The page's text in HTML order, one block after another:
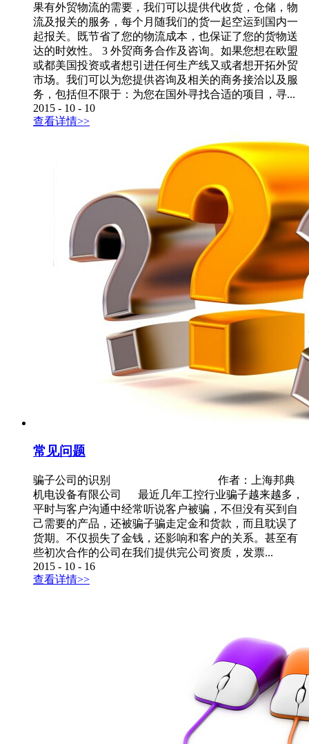
果有外贸物流的需要，我们可以提供代收货，仓储，物
流及报关的服务，每个月随我们的货一起空运到国内一
起报关。既节省了您的物流成本，也保证了您的货物送
达的时效性。 3 外贸商务合作及咨询。如果您想在欧盟
或都美国投资或者想引进任何生产线又或者想开拓外贸
市场。我们可以为您提供咨询及相关的商务接洽以及服
务，包括但不限于：为您在国外寻找合适的项目，寻...
2015 - 10 - 10
查看详情>>
常见问题
骗子公司的识别 作者：上海邦典
机电设备有限公司 最近几年工控行业骗子越来越多，
平时与客户沟通中经常听说客户被骗，不但没有买到自
己需要的产品，还被骗子骗走定金和货款，而且耽误了
货期。不仅损失了金钱，还影响和客户的关系。甚至有
些初次合作的公司在我们提供完公司资质，发票...
2015 - 10 - 16
查看详情>>